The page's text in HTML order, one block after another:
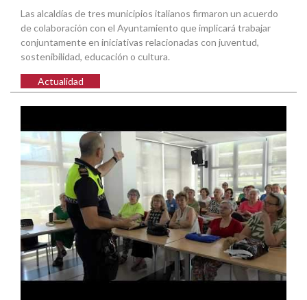
Las alcaldías de tres municipios italianos firmaron un acuerdo
de colaboración con el Ayuntamiento que implicará trabajar
conjuntamente en iniciativas relacionadas con juventud,
sostenibilidad, educación o cultura.
Actualidad